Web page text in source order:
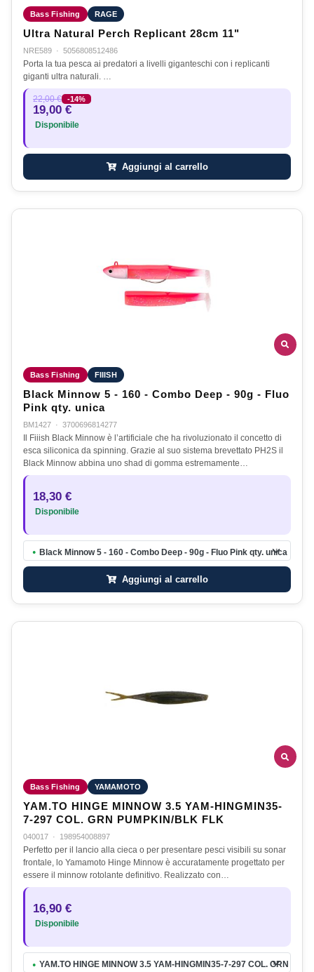
Bass Fishing RAGE
Ultra Natural Perch Replicant 28cm 11"
NRE589 · 5056808512486
Porta la tua pesca ai predatori a livelli giganteschi con i replicanti
giganti ultra naturali. …
22,00 € -14%
19,00 €
Disponibile
Aggiungi al carrello
Bass Fishing FIIISH
Black Minnow 5 - 160 - Combo Deep - 90g - Fluo
Pink qty. unica
BM1427 · 3700696814277
Il Fiiish Black Minnow è l’artificiale che ha rivoluzionato il concetto di
esca siliconica da spinning. Grazie al suo sistema brevettato PH2S il
Black Minnow abbina uno shad di gomma estremamente…
18,30 €
Disponibile
● Black Minnow 5 - 160 - Combo Deep - 90g - Fluo Pink qty. unica
Aggiungi al carrello
Bass Fishing YAMAMOTO
YAM.TO HINGE MINNOW 3.5 YAM-HINGMIN35-
7-297 COL. GRN PUMPKIN/BLK FLK
040017 · 198954008897
Perfetto per il lancio alla cieca o per presentare pesci visibili su sonar
frontale, lo Yamamoto Hinge Minnow è accuratamente progettato per
essere il minnow rotolante definitivo. Realizzato con…
16,90 €
Disponibile
● YAM.TO HINGE MINNOW 3.5 YAM-HINGMIN35-7-297 COL. GRN